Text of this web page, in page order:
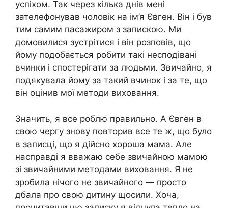
успіхом. Так через кілька днів мені
зателефонував чоловік на ім’я Євген. Він і був
тим самим пасажиром з запискою. Ми
домовилися зустрітися і він розповів, що
йому подобається робити такі несподівані
вчинки і спостерігати за людьми. Звичайно, я
подякувала йому за такий вчинок і за те, що
він оцінив мої методи виховання.
Значить, я все роблю правильно. A Євген в
свою чергу знову повторив все те ж, що було
в записці, що я дійсно хороша мама. Але
насправді я вважаю себе звичайною мамою
зі звичайними методами виховання. Я не
зробила нічого не звичайного — просто
дбала про свою дитину щосили. Хоча,